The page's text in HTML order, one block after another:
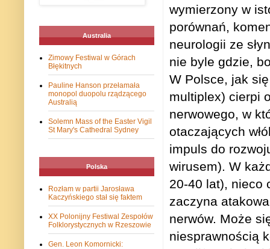
wymierzony w
porównań,
neurologii ze
nie byle gdzie,
W Polsce, jak
multiplex) cierpi
nerwowego, w
otaczających
impuls do
wirusem). W
20-40 lat), nieco
zaczyna
nerwów. Może
niesprawnością
Australia
Zimowy Festiwal w Górach
Błękitnych
Pauline Hanson przełamała
monopol duopolu rządzącego
Australią
Solemn Mass of the Easter Vigil
St Mary's Cathedral Sydney
Polska
Rozłam w partii Jarosława
Kaczyńskiego stał się faktem
XX Polonijny Festiwal Zespołów
Folklorystycznych w Rzeszowie
Gen. Leon Komornicki: